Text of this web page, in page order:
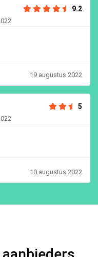
9.2
19 augustus 2022
5
10 augustus 2022